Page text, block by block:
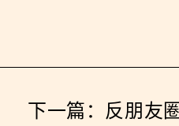
下一篇：反朋友